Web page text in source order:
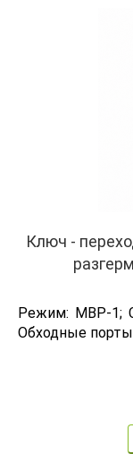
Ключ -
Режим: МВР-1;
Обходные